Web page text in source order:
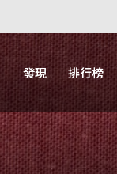
發現 排行榜